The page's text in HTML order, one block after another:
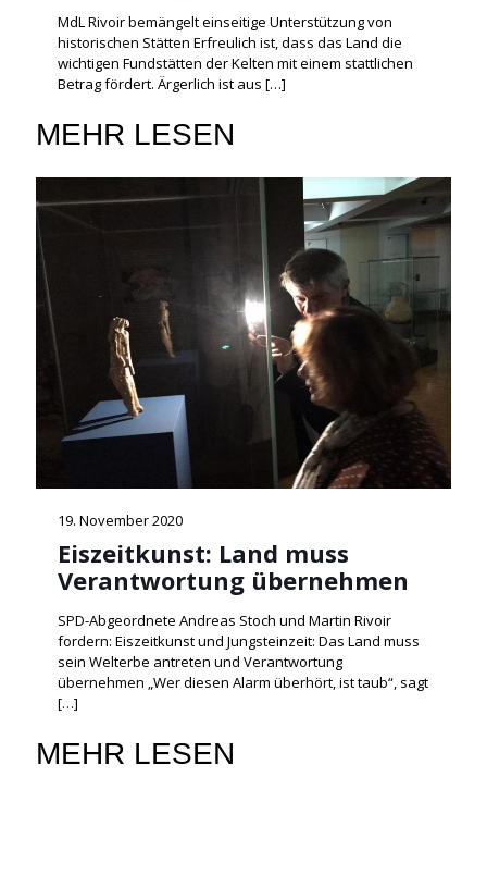
MdL Rivoir bemängelt einseitige Unterstützung von
historischen Stätten Erfreulich ist, dass das Land die
wichtigen Fundstätten der Kelten mit einem stattlichen
Betrag fördert. Ärgerlich ist aus […]
MEHR LESEN
19. November 2020
Eiszeitkunst: Land muss
Verantwortung übernehmen
SPD-Abgeordnete Andreas Stoch und Martin Rivoir
fordern: Eiszeitkunst und Jungsteinzeit: Das Land muss
sein Welterbe antreten und Verantwortung
übernehmen „Wer diesen Alarm überhört, ist taub“, sagt
[…]
MEHR LESEN